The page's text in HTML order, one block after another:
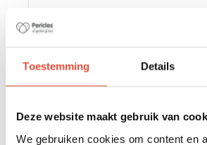
Toestemming Details
Deze website maakt gebruik van
We gebruiken cookies om content en
en 140 x 70 cm
/BENOMAD_120_140_10.107-10.108-
IMFINAL_compressed.pdf